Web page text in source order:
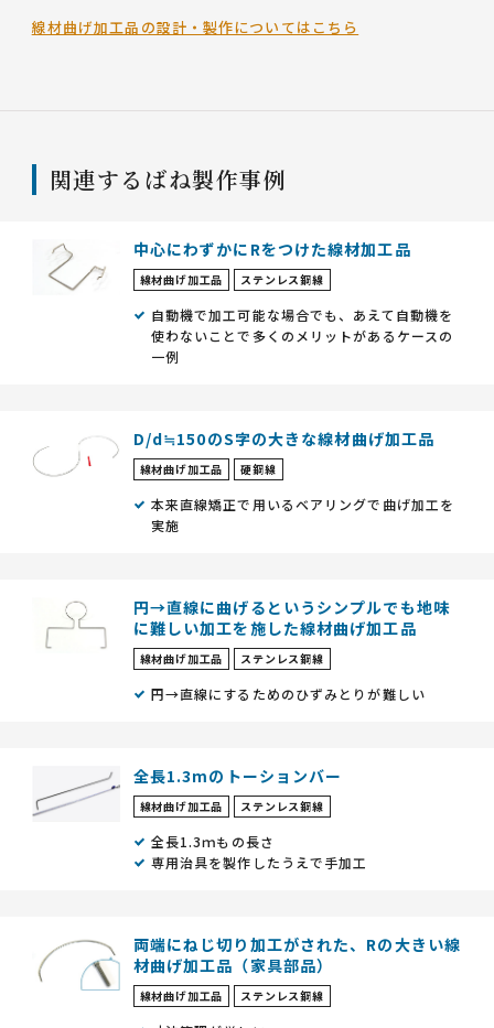
線材曲げ加工品の設計・製作についてはこちら
関連するばね製作事例
中心にわずかにRをつけた線材加工品
線材曲げ加工品 ステンレス鋼線
自動機で加工可能な場合でも、あえて自動機を
使わないことで多くのメリットがあるケースの
一例
D/d≒150のS字の大きな線材曲げ加工品
線材曲げ加工品 硬鋼線
本来直線矯正で用いるベアリングで曲げ加工を
実施
円→直線に曲げるというシンプルでも地味
に難しい加工を施した線材曲げ加工品
線材曲げ加工品 ステンレス鋼線
円→直線にするためのひずみとりが難しい
全長1.3mのトーションバー
線材曲げ加工品 ステンレス鋼線
全長1.3ｍもの長さ
専用治具を製作したうえで手加工
両端にねじ切り加工がされた、Rの大きい線
材曲げ加工品（家具部品）
線材曲げ加工品 ステンレス鋼線